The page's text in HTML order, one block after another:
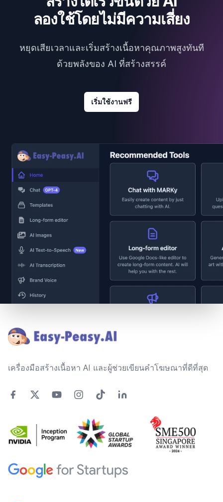
ลองใช้โดยไม่มีความเสี่ยง
หยุดเสียเวลาและเริ่มสร้างเนื้อหาคุณภาพสูงทันที
ด้วยพลังของ AI ที่สร้างสรรค์
เริ่มใช้งานฟรี
เครื่องมือสร้างเนื้อหา AI และผู้ช่วยเขียนคำโฆษณาที่ดีที่สุด